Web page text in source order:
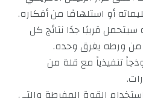
أو استلهامًا من أفكاره.
قريبًا جدًا نتائج كل
من ورطه يغرق وحده.
تنفيذياً مع قلة من